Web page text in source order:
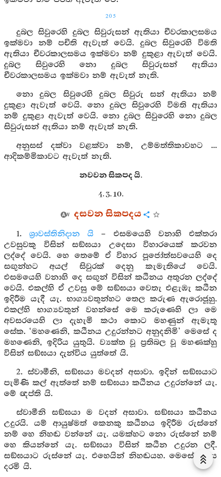
205
දුබල සිවුරෙහි දුබල සිවුරුසන් ඇතියා චීවරකාලසමය
ඉක්මවා නම් පචිති ඇවැත් වෙයි. දුබල සිවුරෙහි විමති
ඇතියා චීවරකාලසමය ඉක්මවා නම් දුකුළා ඇවැත් වෙයි.
දුබල සිවුරෙහි නො දුබල සිවුරුසන් ඇතියා
චීවරකාලසමය ඉක්මවා නම් ඇවැත් නැති.
නො දුබල සිවුරෙහි දුබල සිවුරු සන් ඇතියා නම්
දුකුළා ඇවැත් වෙයි. නො දුබල සිවුරෙහි විමති ඇතියා
නම් දුකුළා ඇවැත් වෙයි. නො දුබල සිවුරෙහි නො දුබල
සිවුරුසන් ඇතියා නම් ඇවැත් නැති.
අනුසස් දක්වා වළක්වා නම්, උම්මත්තිකාවහට ...
ආදිකම්මිකාවට ඇවැත් නැති.
නවවන සිකපද යි.
4. 3. 10.
දසවන සිකපදය
1. ශ්‍රාවස්තිනිදාන යි – එසමයෙහි වනාහි එක්තරා
උවසුවකු විසින් සඞ්ඝයා උදෙසා විහාරයෙක් කරවන
ලද්දේ වෙයි. හෙ තෙමේ ඒ විහාර පූජෝත්සවයෙහි දෙ
සඟුන්හට අයල් සිවුරක් දෙනු කැමැතියේ වෙයි.
එසමයෙහි වනාහි දෙ සඟුන් විසින් කඨිනය අතුරන ලද්දේ
වෙයි. එකල්හි ඒ උවසු මේ සඞ්ඝයා වෙතැ එළැඹැ කඨින
ඉදිරීම යැදී යැ. භාග්‍යවතුන්හට තෙල කරුණ ඇරොජූහු.
එකල්හි භාග්‍යවතුන් වහන්සේ මෙ කරුණෙහි ලා මෙ
අවසරයෙහි ලා දැහැමි කථා කොට මහණුන් ඇමැතූ
සේක. ‘මහණෙනි, කඨිනය උදුරන්නට අනුදනිමි’ මෙසේ ද
මහණෙනි, ඉදිරිය යුතුයි. ව්‍යක්ත වූ ප්‍රතිබල වූ මහණක්හු
විසින් සඞ්ඝයා දැන්විය යුත්තේ යි.
2. ස්වාමීනි, සඞ්ඝයා මවදන් අසාවා. ඉදින් සඞ්ඝයාට
පැමිණි කල් ඇත්තේ නම් සඞ්ඝයා කඨිනය උදුරන්නේ යැ.
මේ ඥප්ති යි.
ස්වාමීනි සඞ්ඝයා ම වදන් අසාවා. සඞ්ඝයා කඨිනය
උදුරයි. යම් ආයුෂ්මත් කෙනකු කඨිනය ඉදිරීම රුස්නේ
නම් හෙ නිහඬ වන්නේ යැ. යමක්හට නො රුස්නේ නම්
හෙ කියන්නේ යැ. සඞ්ඝයා විසින් කඨින උදුරන ලදී.
සඞ්ඝයාට රුස්නේ යැ. එහෙයින් නිහඬයහ. මෙසේ මෙය
දරමි යි.